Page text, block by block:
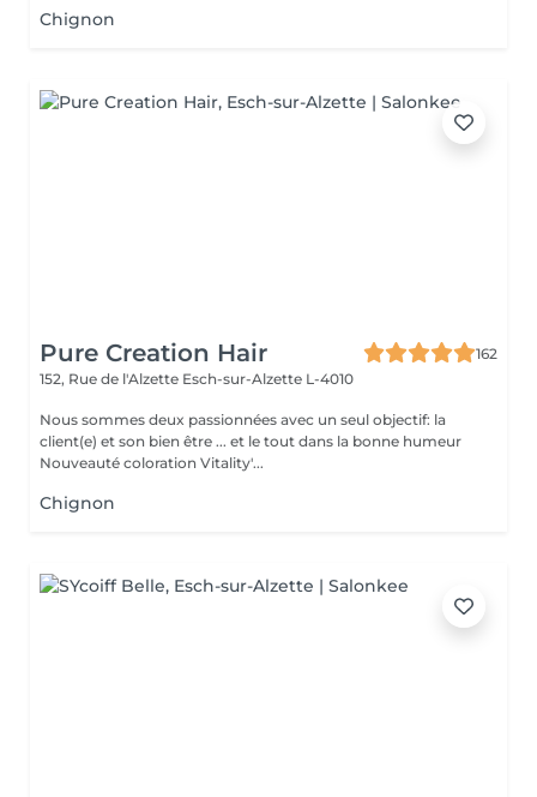
Chignon
Pure Creation Hair
162
152, Rue de l'Alzette Esch-sur-Alzette L-4010
Nous sommes deux passionnées avec un seul objectif: la
client(e) et son bien être ... et le tout dans la bonne humeur
Nouveauté coloration Vitality'...
Chignon